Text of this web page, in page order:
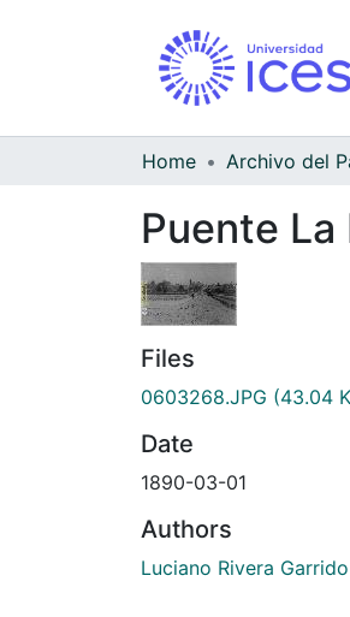
Home
Puente
Files
0603268.JPG (43.04
Date
1890-03-01
Authors
Luciano Rivera Garrido